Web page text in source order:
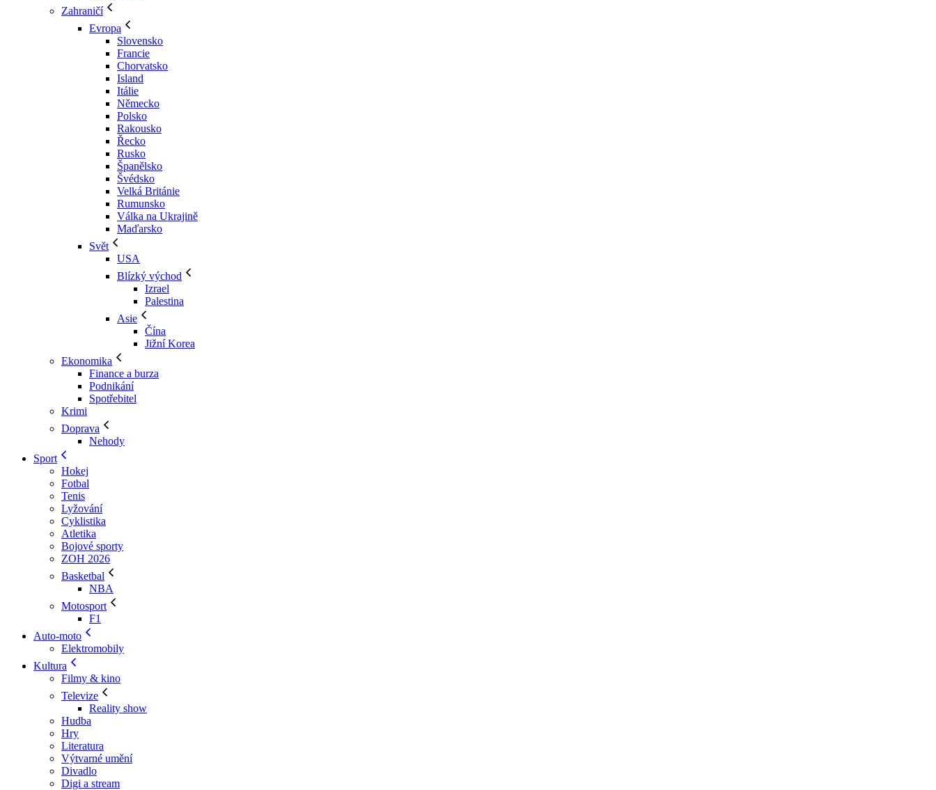
Zahraničí
Evropa
Slovensko
Francie
Chorvatsko
Island
Itálie
Německo
Polsko
Rakousko
Řecko
Rusko
Španělsko
Švédsko
Velká Británie
Rumunsko
Válka na Ukrajině
Maďarsko
Svět
USA
Blízký východ
Izrael
Palestina
Asie
Čína
Jižní Korea
Ekonomika
Finance a burza
Podnikání
Spotřebitel
Krimi
Doprava
Nehody
Sport
Hokej
Fotbal
Tenis
Lyžování
Cyklistika
Atletika
Bojové sporty
ZOH 2026
Basketbal
NBA
Motosport
F1
Auto-moto
Elektromobily
Kultura
Filmy & kino
Televize
Reality show
Hudba
Hry
Literatura
Výtvarné umění
Divadlo
Digi a stream